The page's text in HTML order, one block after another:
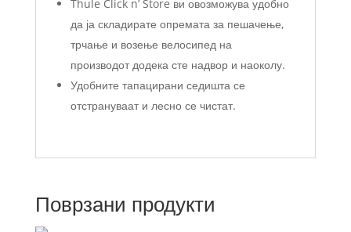
Thule Click n’ Store ви овозможува удобно
да ја складирате опремата за пешачење,
трчање и возење велосипед на
производот додека сте надвор и наоколу.
Удобните тапацирани седишта се
отстрануваат и лесно се чистат.
Поврзани продукти